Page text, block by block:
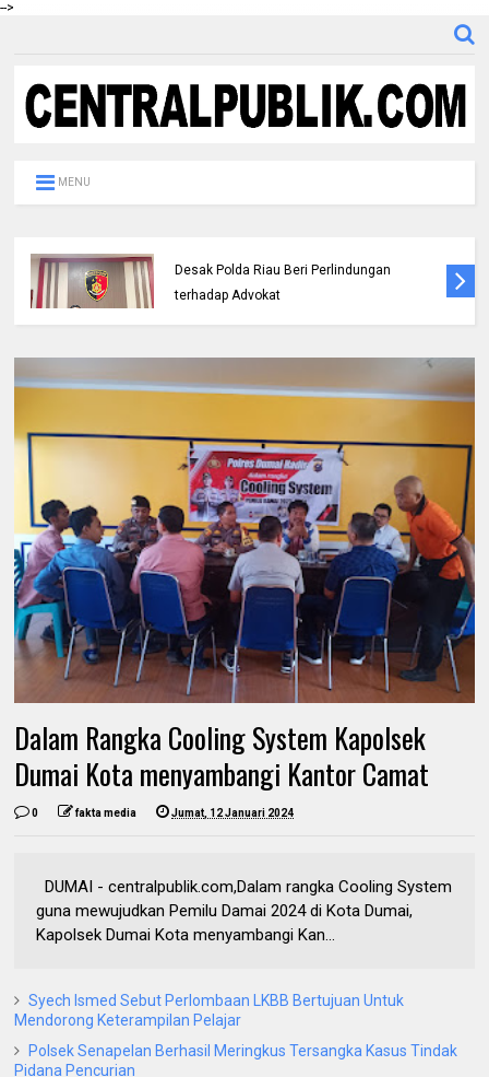
-->
MENU
Desak Polda Riau Beri Perlindungan
terhadap Advokat
Dalam Rangka Cooling System Kapolsek
Dumai Kota menyambangi Kantor Camat
0 fakta media Jumat, 12 Januari 2024
DUMAI - centralpublik.com,Dalam rangka Cooling System
guna mewujudkan Pemilu Damai 2024 di Kota Dumai,
Kapolsek Dumai Kota menyambangi Kan...
Syech Ismed Sebut Perlombaan LKBB Bertujuan Untuk
Mendorong Keterampilan Pelajar
Polsek Senapelan Berhasil Meringkus Tersangka Kasus Tindak
Pidana Pencurian